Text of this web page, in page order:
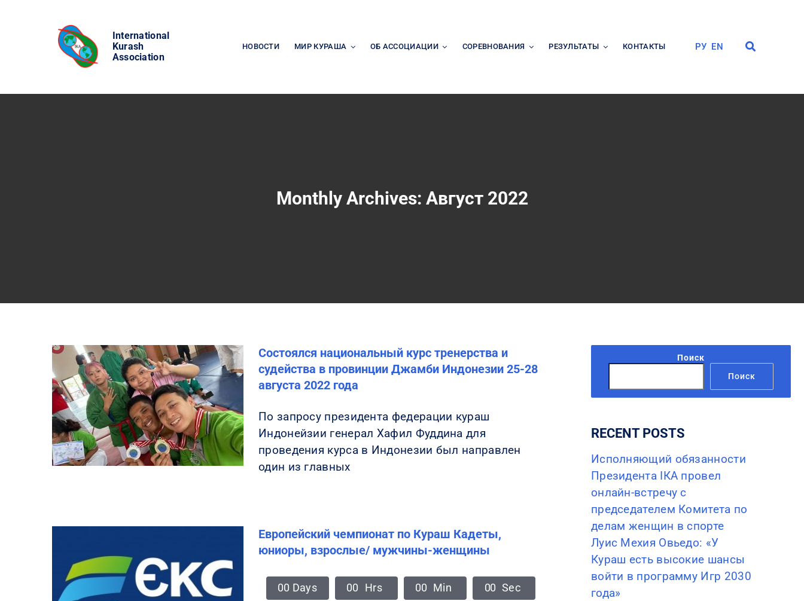
International
Kurash
Association
НОВОСТИ МИР КУРАША ОБ АССОЦИАЦИИ СОРЕВНОВАНИЯ РЕЗУЛЬТАТЫ КОНТАКТЫ РУ EN
Monthly Archives: Август 2022
Состоялся национальный курс тренерства и
судейства в провинции Джамби Индонезии 25-28
августа 2022 года
По запросу президента федерации кураш
Индонейзии генерал Хафил Фуддина для
проведения курса в Индонезии был направлен
один из главных
Европейский чемпионат по Кураш Кадеты,
юниоры, взрослые/ мужчины-женщины
00 Days 00 Hrs 00 Min 00 Sec
Поиск
Поиск
RECENT POSTS
Исполняющий обязанности
Президента IКА провел
онлайн-встречу с
председателем Комитета по
делам женщин в спорте
Луис Мехия Овьедо: «У
Кураш есть высокие шансы
войти в программу Игр 2030
года»